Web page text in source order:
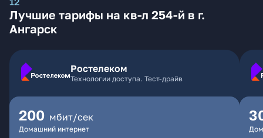
Лучшие тарифы на кв-л 254-й в г.
Ангарск
Ростелеком
Технологии доступа. Тест-драйв
200 мбит/сек
Домашний интернет